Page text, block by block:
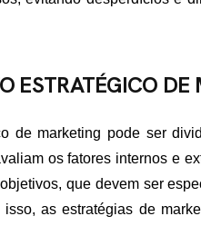
ESTRATÉGICO DE
de marketing pode ser
os fatores internos e
que devem ser
as estratégias de